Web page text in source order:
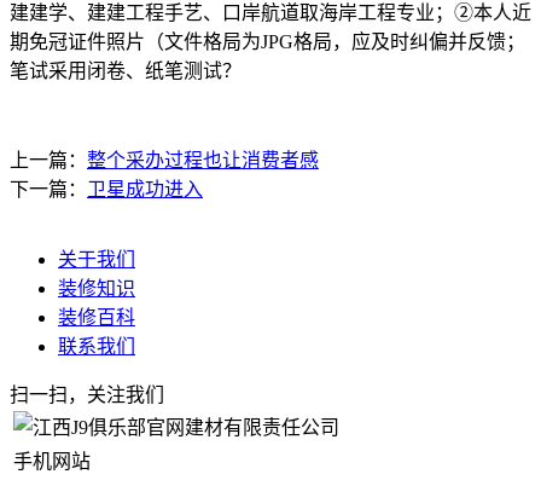
建建学、建建工程手艺、口岸航道取海岸工程专业；②本人近
期免冠证件照片（文件格局为JPG格局，应及时纠偏并反馈；
笔试采用闭卷、纸笔测试？
上一篇： 整个采办过程也让消费者感
下一篇： 卫星成功进入
关于我们
装修知识
装修百科
联系我们
扫一扫，关注我们
手机网站